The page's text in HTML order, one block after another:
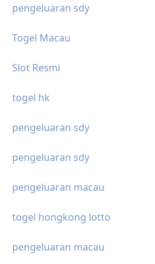
pengeluaran sdy
Togel Macau
Slot Resmi
togel hk
pengeluaran sdy
pengeluaran sdy
pengeluaran macau
togel hongkong lotto
pengeluaran macau